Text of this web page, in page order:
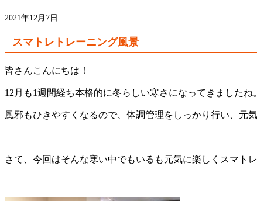
2021年12月7日
スマトレトレーニング風景
皆さんこんにちは！
12月も1週間経ち本格的に冬らしい寒さになってきましたね。
風邪もひきやすくなるので、体調管理をしっかり行い、元
さて、今回はそんな寒い中でもいるも元気に楽しくスマト